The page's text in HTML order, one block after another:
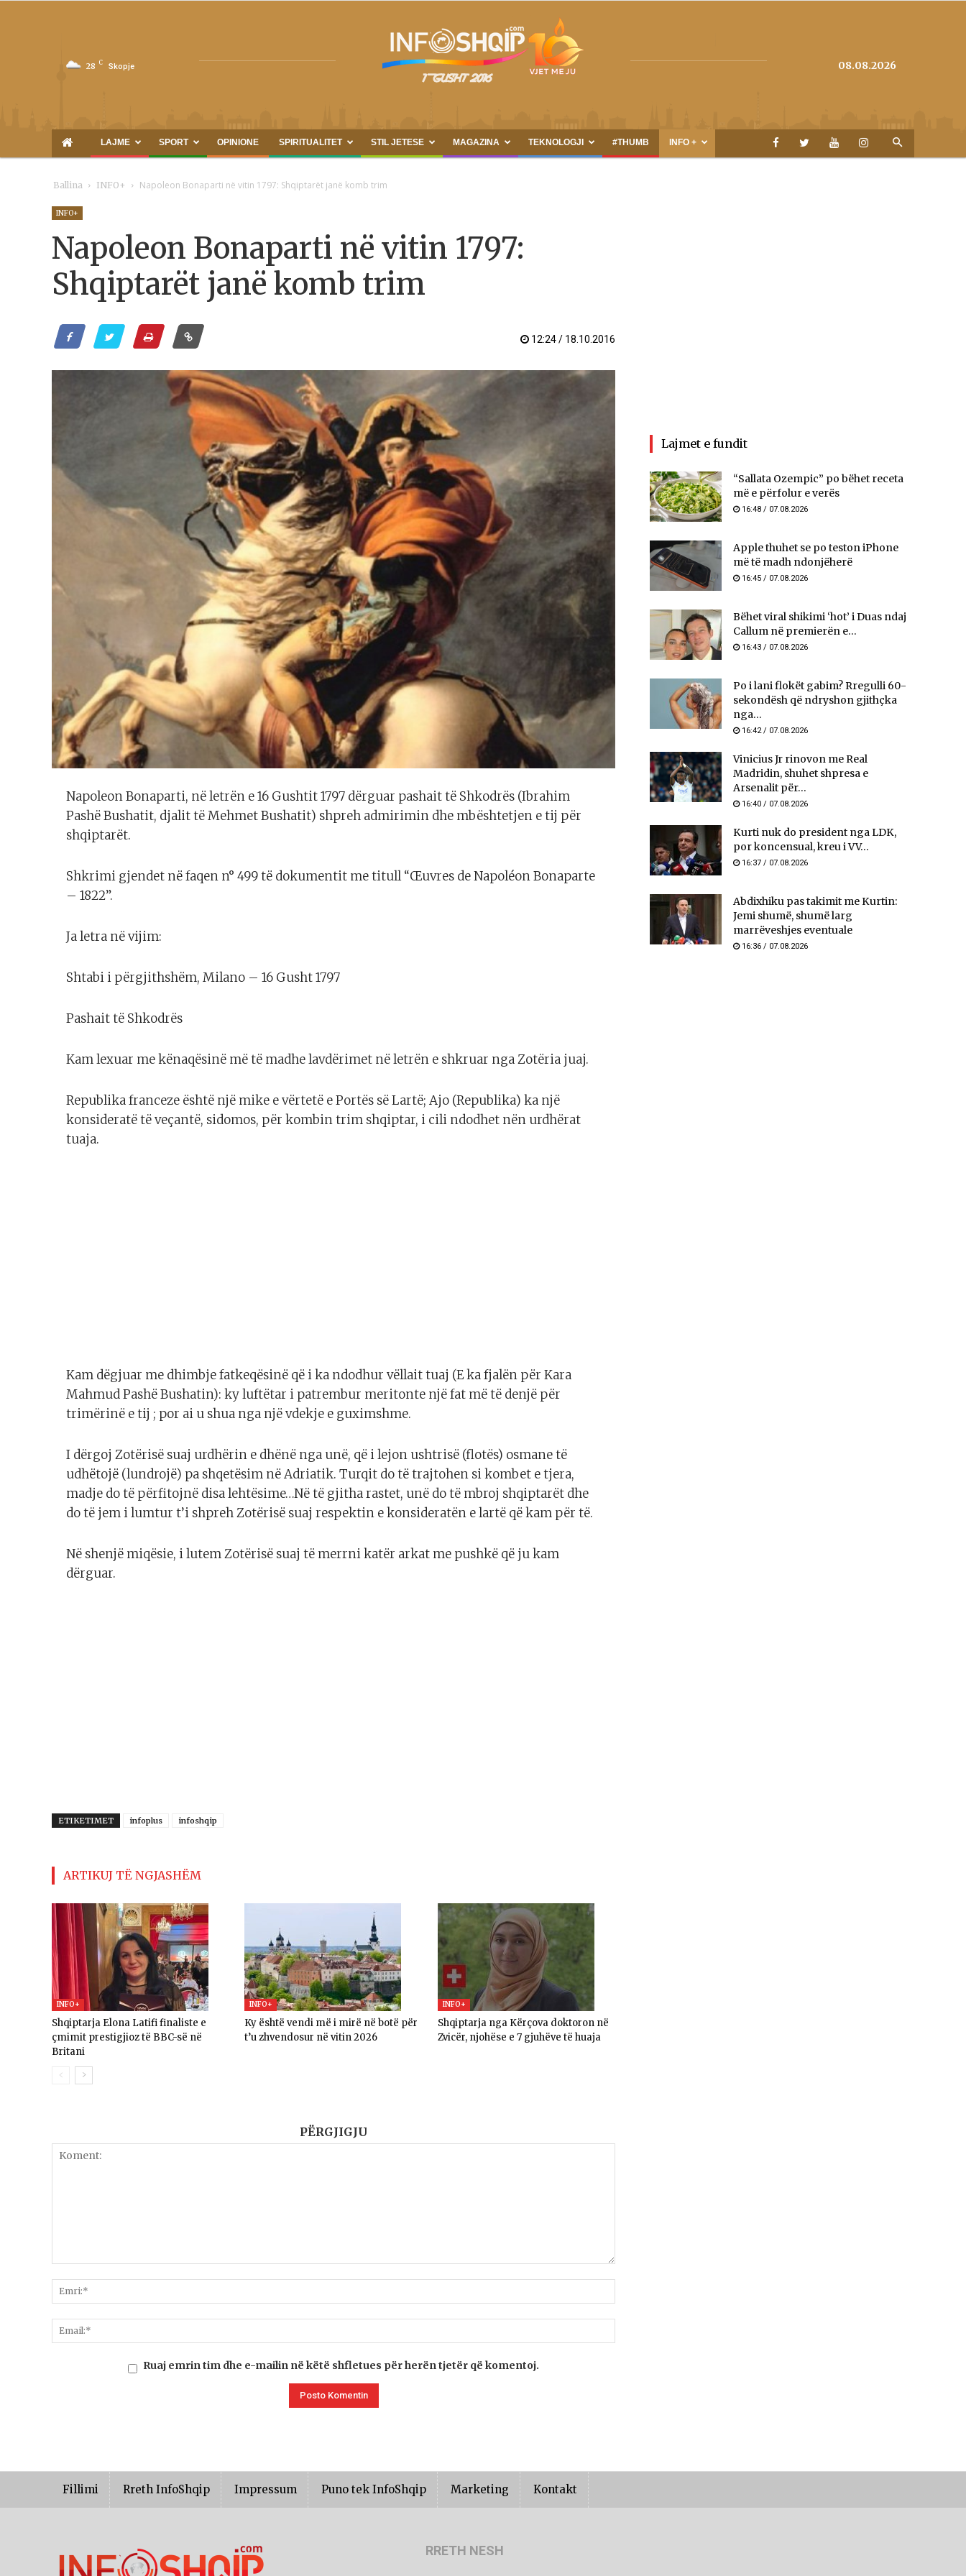
28 C Skopje
INFOSHQIP.COM
08.08.2026
LAJME SPORT OPINIONE SPIRITUALITET STIL JETESE MAGAZINA TEKNOLOGJI #THUMB INFO +
Ballina INFO+ Napoleon Bonaparti në vitin 1797: Shqiptarët janë komb trim
INFO+
Napoleon Bonaparti në vitin 1797:
Shqiptarët janë komb trim
12:24 / 18.10.2016
Napoleon Bonaparti, në letrën e 16 Gushtit 1797 dërguar pashait të Shkodrës (Ibrahim
Pashë Bushatit, djalit të Mehmet Bushatit) shpreh admirimin dhe mbështetjen e tij për
shqiptarët.
Shkrimi gjendet në faqen n° 499 të dokumentit me titull “Œuvres de Napoléon Bonaparte
– 1822”.
Ja letra në vijim:
Shtabi i përgjithshëm, Milano – 16 Gusht 1797
Pashait të Shkodrës
Kam lexuar me kënaqësinë më të madhe lavdërimet në letrën e shkruar nga Zotëria juaj.
Republika franceze është një mike e vërtetë e Portës së Lartë; Ajo (Republika) ka një
konsideratë të veçantë, sidomos, për kombin trim shqiptar, i cili ndodhet nën urdhërat
tuaja.
Kam dëgjuar me dhimbje fatkeqësinë që i ka ndodhur vëllait tuaj (E ka fjalën për Kara
Mahmud Pashë Bushatin): ky luftëtar i patrembur meritonte një fat më të denjë për
trimërinë e tij ; por ai u shua nga një vdekje e guximshme.
I dërgoj Zotërisë suaj urdhërin e dhënë nga unë, që i lejon ushtrisë (flotës) osmane të
udhëtojë (lundrojë) pa shqetësim në Adriatik. Turqit do të trajtohen si kombet e tjera,
madje do të përfitojnë disa lehtësime…Në të gjitha rastet, unë do të mbroj shqiptarët dhe
do të jem i lumtur t’i shpreh Zotërisë suaj respektin e konsideratën e lartë që kam për të.
Në shenjë miqësie, i lutem Zotërisë suaj të merrni katër arkat me pushkë që ju kam
dërguar.
ETIKETIMET infoplus infoshqip
ARTIKUJ TË NGJASHËM
INFO+
Shqiptarja Elona Latifi finaliste e
çmimit prestigjioz të BBC-së në
Britani
INFO+
Ky është vendi më i mirë në botë për
t’u zhvendosur në vitin 2026
INFO+
Shqiptarja nga Kërçova doktoron në
Zvicër, njohëse e 7 gjuhëve të huaja
PËRGJIGJU
Ruaj emrin tim dhe e-mailin në këtë shfletues për herën tjetër që komentoj.
Lajmet e fundit
“Sallata Ozempic” po bëhet receta
më e përfolur e verës
16:48 / 07.08.2026
Apple thuhet se po teston iPhone
më të madh ndonjëherë
16:45 / 07.08.2026
Bëhet viral shikimi ‘hot’ i Duas ndaj
Callum në premierën e...
16:43 / 07.08.2026
Po i lani flokët gabim? Rregulli 60-
sekondësh që ndryshon gjithçka
nga...
16:42 / 07.08.2026
Vinicius Jr rinovon me Real
Madridin, shuhet shpresa e
Arsenalit për...
16:40 / 07.08.2026
Kurti nuk do president nga LDK,
por koncensual, kreu i VV...
16:37 / 07.08.2026
Abdixhiku pas takimit me Kurtin:
Jemi shumë, shumë larg
marrëveshjes eventuale
16:36 / 07.08.2026
Fillimi Rreth InfoShqip Impressum Puno tek InfoShqip Marketing Kontakt
RRETH NESH